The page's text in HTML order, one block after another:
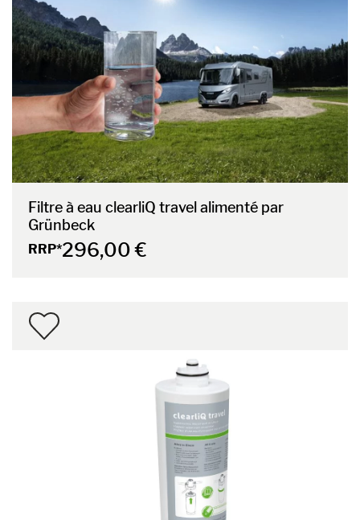
Filtre à eau clearliQ travel alimenté par
Grünbeck
RRP*296,00 €